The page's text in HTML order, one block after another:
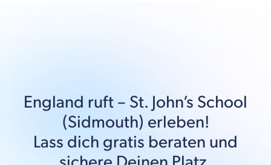
England ruft – St. John’s School
(Sidmouth) erleben!
Lass dich gratis beraten und